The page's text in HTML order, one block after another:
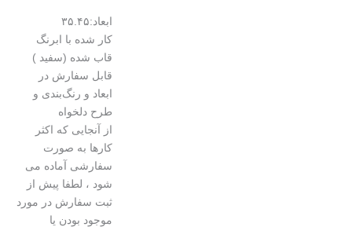
ابعاد:۳۵.۴۵
کار شده با ابرنگ
قاب شده (سفید )
قابل سفارش در
ابعاد و رنگ‌بندی و
طرح دلخواه
از آنجایی که اکثر
کارها به صورت
سفارشی آماده می
شود ، لطفا پیش از
ثبت سفارش در مورد
موجود بودن یا